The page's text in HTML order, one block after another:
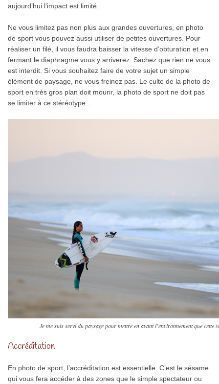
aujourd’hui l’impact est limité.
Ne vous limitez pas non plus aux grandes ouvertures, en photo
de sport vous pouvez aussi utiliser de petites ouvertures. Pour
réaliser un filé, il vous faudra baisser la vitesse d’obturation et en
fermant le diaphragme vous y arriverez. Sachez que rien ne vous
est interdit. Si vous souhaitez faire de votre sujet un simple
élément de paysage, ne vous freinez pas. Le culte de la photo de
sport en très gros plan doit mourir, la photo de sport ne doit pas
se limiter à ce stéréotype…
Je me suis servi du paysage pour mettre en avant l’environnement que cette
Accréditation
En photo de sport, l’accréditation est essentielle. C’est le sésame
qui vous fera accéder à des zones que le simple spectateur ou